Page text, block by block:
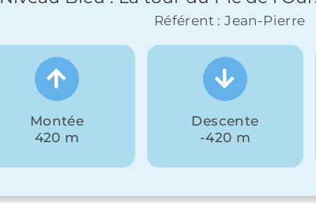
Référent : Jean-Pierre
Montée
420 m
Descente
-420 m